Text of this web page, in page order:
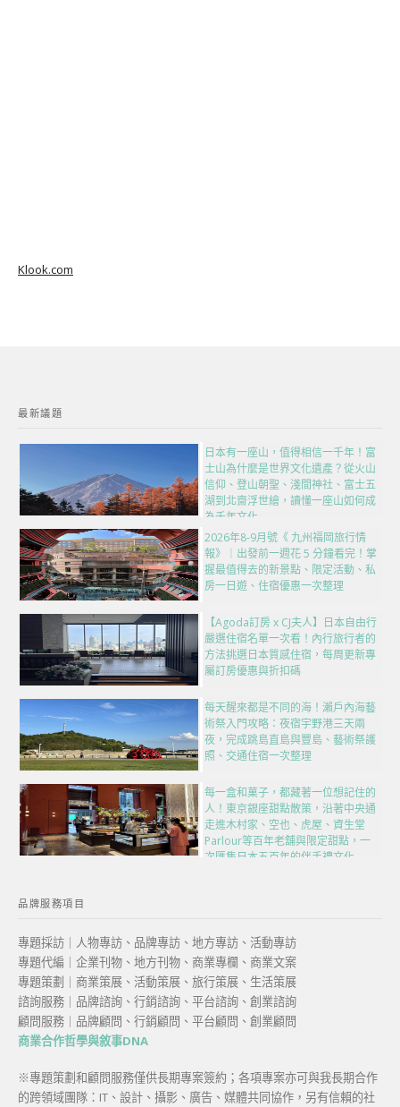
Klook.com
最新議題
日本有一座山，值得相信一千年！富
士山為什麼是世界文化遺產？從火山
信仰、登山朝聖、淺間神社、富士五
湖到北齋浮世繪，讀懂一座山如何成
為千年文化
2026年8-9月號《 九州福岡旅行情
報》｜出發前一週花 5 分鐘看完！掌
握最值得去的新景點、限定活動、私
房一日遊、住宿優惠一次整理
【Agoda訂房 x CJ夫人】日本自由行
嚴選住宿名單一次看！內行旅行者的
方法挑選日本質感住宿，每周更新專
屬訂房優惠與折扣碼
每天醒來都是不同的海！瀨戶內海藝
術祭入門攻略：夜宿宇野港三天兩
夜，完成跳島直島與豐島、藝術祭護
照、交通住宿一次整理
每一盒和菓子，都藏著一位想記住的
人！東京銀座甜點散策，沿著中央通
走進木村家、空也、虎屋、資生堂
Parlour等百年老舖與限定甜點，一
次匯集日本五百年的伴手禮文化
品牌服務項目
專題採訪｜人物專訪、品牌專訪、地方專訪、活動專訪
專題代編｜企業刊物、地方刊物、商業專欄、商業文案
專題策劃｜商業策展、活動策展、旅行策展、生活策展
諮詢服務｜品牌諮詢、行銷諮詢、平台諮詢、創業諮詢
顧問服務｜品牌顧問、行銷顧問、平台顧問、創業顧問
商業合作哲學與敘事DNA
※專題策劃和顧問服務僅供長期專案簽約；各項專案亦可與我長期合作
的跨領域團隊：IT、設計、攝影、廣告、媒體共同協作，另有信賴的社